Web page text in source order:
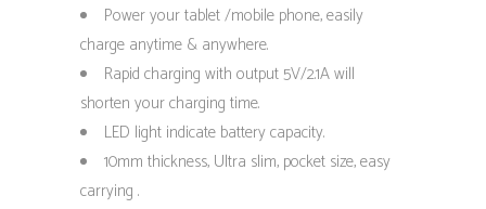
Power your tablet /mobile phone, easily
charge anytime & anywhere.
Rapid charging with output 5V/2.1A will
shorten your charging time.
LED light indicate battery capacity.
10mm thickness, Ultra slim, pocket size, easy
carrying .